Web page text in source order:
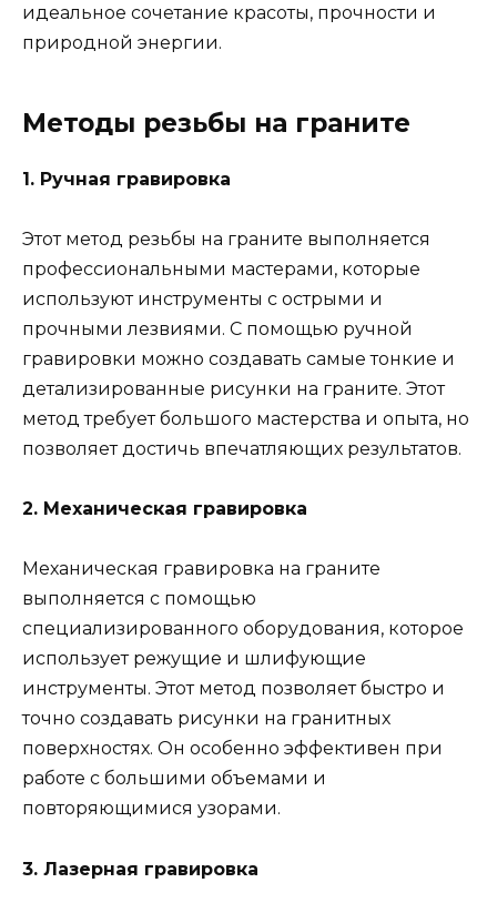
идеальное сочетание красоты, прочности и
природной энергии.
Методы резьбы на граните
1. Ручная гравировка
Этот метод резьбы на граните выполняется
профессиональными мастерами, которые
используют инструменты с острыми и
прочными лезвиями. С помощью ручной
гравировки можно создавать самые тонкие и
детализированные рисунки на граните. Этот
метод требует большого мастерства и опыта, но
позволяет достичь впечатляющих результатов.
2. Механическая гравировка
Механическая гравировка на граните
выполняется с помощью
специализированного оборудования, которое
использует режущие и шлифующие
инструменты. Этот метод позволяет быстро и
точно создавать рисунки на гранитных
поверхностях. Он особенно эффективен при
работе с большими объемами и
повторяющимися узорами.
3. Лазерная гравировка